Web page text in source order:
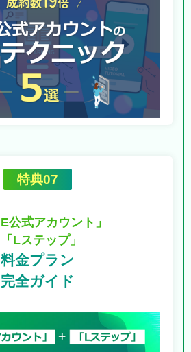
特典07
公式アカウント」
Lステップ」
料金プラン
完全ガイド